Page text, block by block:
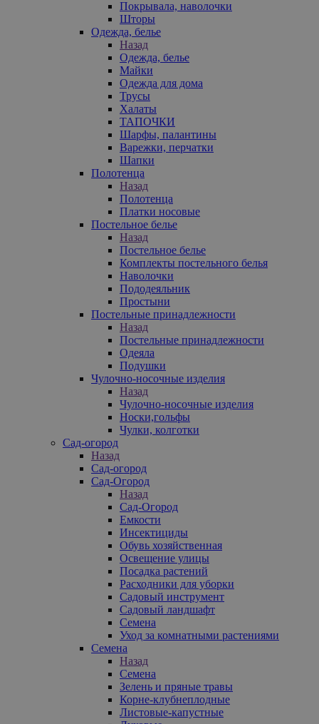
Покрывала, наволочки
Шторы
Одежда, белье
Назад
Одежда, белье
Майки
Одежда для дома
Трусы
Халаты
ТАПОЧКИ
Шарфы, палантины
Варежки, перчатки
Шапки
Полотенца
Назад
Полотенца
Платки носовые
Постельное белье
Назад
Постельное белье
Комплекты постельного белья
Наволочки
Пододеяльник
Простыни
Постельные принадлежности
Назад
Постельные принадлежности
Одеяла
Подушки
Чулочно-носочные изделия
Назад
Чулочно-носочные изделия
Носки,гольфы
Чулки, колготки
Сад-огород
Назад
Сад-огород
Сад-Огород
Назад
Сад-Огород
Емкости
Инсектициды
Обувь хозяйственная
Освещение улицы
Посадка растений
Расходники для уборки
Садовый инструмент
Садовый ландшафт
Семена
Уход за комнатными растениями
Семена
Назад
Семена
Зелень и пряные травы
Корне-клубнеплодные
Листовые-капустные